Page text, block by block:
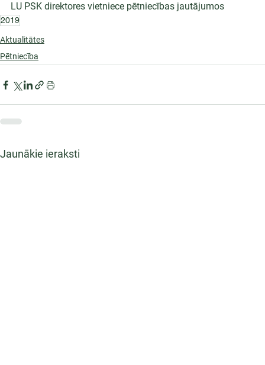
LU PSK direktores vietniece pētniecības jautājumos
2019
Aktualitātes
Pētniecība
Jaunākie ieraksti